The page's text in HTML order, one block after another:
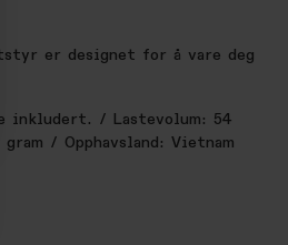
er designet for å vare deg
inkludert. / Lastevolum: 54
/ Opphavsland: Vietnam